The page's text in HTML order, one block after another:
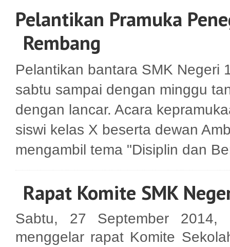
Pelantikan Pramuka
Rembang
Pelantikan bantara SMK Negeri
sabtu sampai dengan minggu
dengan lancar. Acara
siswi kelas X beserta dewan
mengambil tema "Disiplin dan
Rapat Komite SMK
Sabtu, 27 September
menggelar rapat Komite